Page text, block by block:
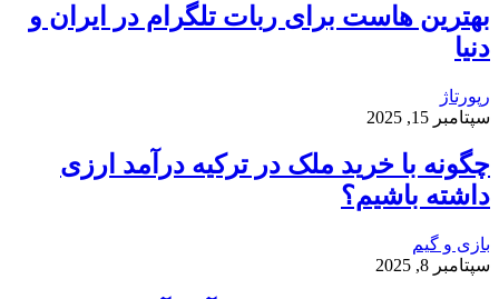
بهترین هاست برای ربات تلگرام در ایران و
دنیا
رپورتاژ
سپتامبر 15, 2025
چگونه با خرید ملک در ترکیه درآمد ارزی
داشته باشیم؟
بازی و گیم
سپتامبر 8, 2025